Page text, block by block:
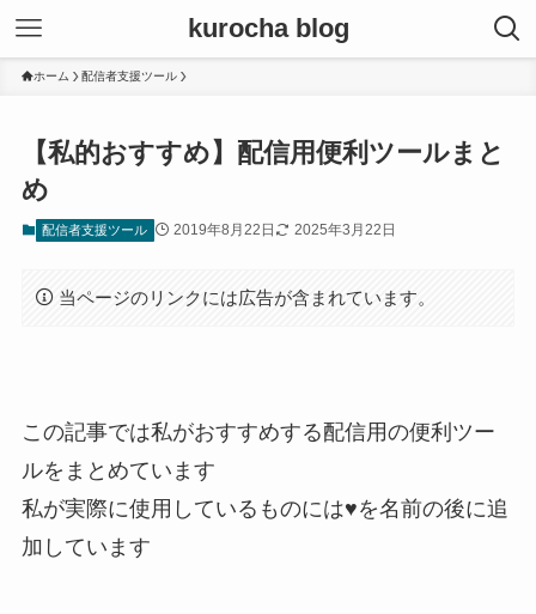
kurocha blog
ホーム 配信者支援ツール
【私的おすすめ】配信用便利ツールまと
め
配信者支援ツール 2019年8月22日 2025年3月22日
当ページのリンクには広告が含まれています。
この記事では私がおすすめする配信用の便利ツー
ルをまとめています
私が実際に使用しているものには♥を名前の後に追
加しています